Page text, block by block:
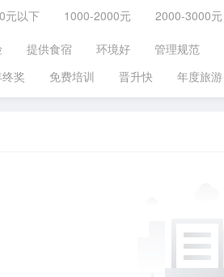
元以下 1000-2000元 2000-3000元
提供食宿 环境好 管理规范
奖 免费培训 晋升快 年度旅游